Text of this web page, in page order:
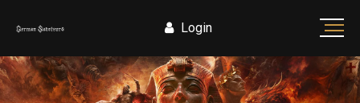
Login